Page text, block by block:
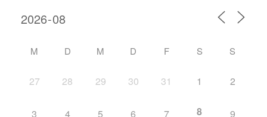
M D M D F S S
27 28 29 30 31 1 2
3 4 5 6 7 8 9